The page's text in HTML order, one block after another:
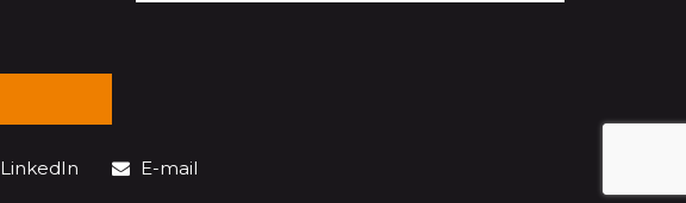
LinkedIn E-mail